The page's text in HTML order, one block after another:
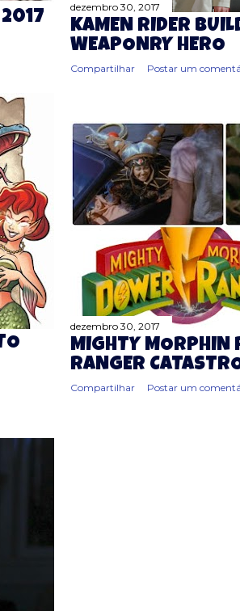
2017
dezembro 30, 2017
KAMEN RIDER
WEAPONRY HERO
Compartilhar Postar um
dezembro 30, 2017
MIGHTY MORPHIN
RANGER
Compartilhar Postar um